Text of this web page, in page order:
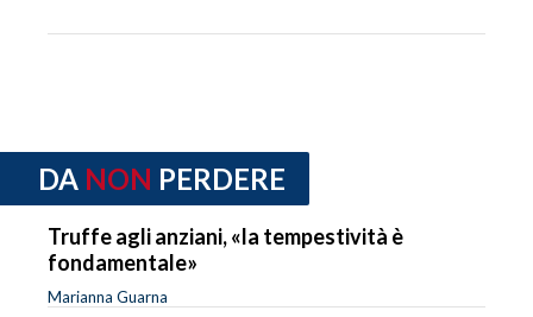
DA NON PERDERE
Truffe agli anziani, «la tempestività è
fondamentale»
Marianna Guarna